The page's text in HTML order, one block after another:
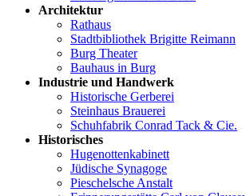
Architektur
Rathaus
Stadtbibliothek Brigitte Reimann
Burg Theater
Bauhaus in Burg
Industrie und Handwerk
Historische Gerberei
Steinhaus Brauerei
Schuhfabrik Conrad Tack & Cie.
Historisches
Hugenottenkabinett
Jüdische Synagoge
Pieschelsche Anstalt